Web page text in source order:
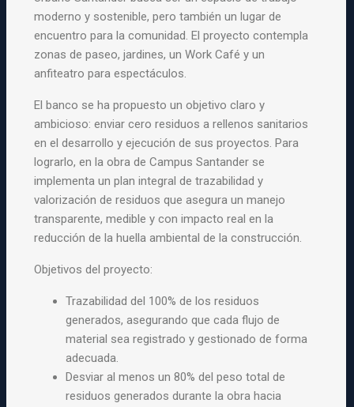
moderno y sostenible, pero también un lugar de
encuentro para la comunidad. El proyecto contempla
zonas de paseo, jardines, un Work Café y un
anfiteatro para espectáculos.
El banco se ha propuesto un objetivo claro y
ambicioso: enviar cero residuos a rellenos sanitarios
en el desarrollo y ejecución de sus proyectos. Para
lograrlo, en la obra de Campus Santander se
implementa un plan integral de trazabilidad y
valorización de residuos que asegura un manejo
transparente, medible y con impacto real en la
reducción de la huella ambiental de la construcción.
Objetivos del proyecto:
Trazabilidad del 100% de los residuos
generados, asegurando que cada flujo de
material sea registrado y gestionado de forma
adecuada.
Desviar al menos un 80% del peso total de
residuos generados durante la obra hacia